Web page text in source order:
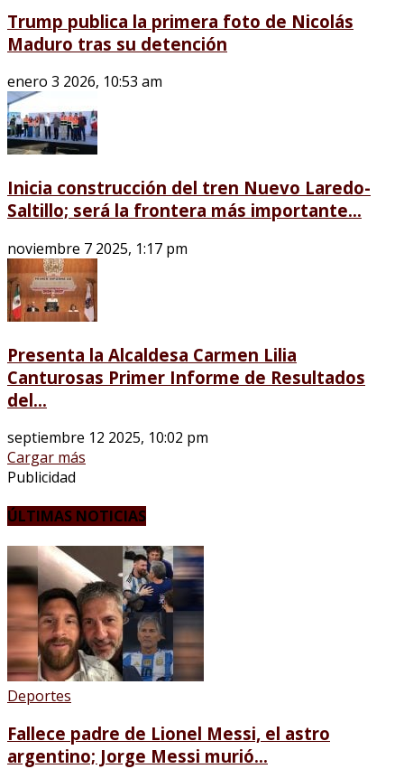
Trump publica la primera foto de Nicolás
Maduro tras su detención
enero 3 2026, 10:53 am
Inicia construcción del tren Nuevo Laredo-
Saltillo; será la frontera más importante...
noviembre 7 2025, 1:17 pm
Presenta la Alcaldesa Carmen Lilia
Canturosas Primer Informe de Resultados
del...
septiembre 12 2025, 10:02 pm
Cargar más
Publicidad
ÚLTIMAS NOTICIAS
Deportes
Fallece padre de Lionel Messi, el astro
argentino; Jorge Messi murió...